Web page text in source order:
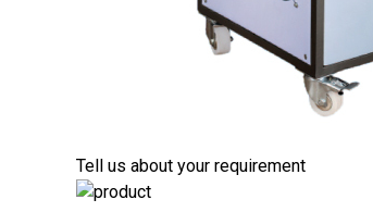
Tell us about your requirement